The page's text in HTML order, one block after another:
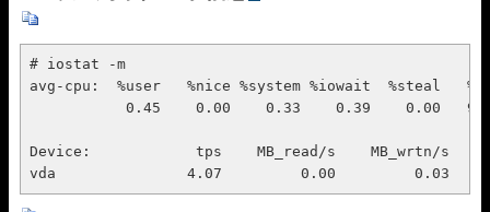
# iostat -m
avg-cpu:  %user   %nice %system %iowait  %steal
0.45    0.00    0.33    0.39    0.00
Device:            tps    MB_read/s    MB_wrtn/s
vda               4.07         0.00         0.03